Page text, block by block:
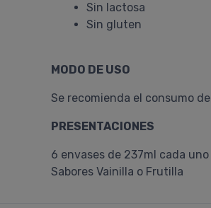
Sin lactosa
Sin gluten
MODO DE USO
Se recomienda el consumo
PRESENTACIONES
6 envases de 237ml cada uno
Sabores Vainilla o Frutilla